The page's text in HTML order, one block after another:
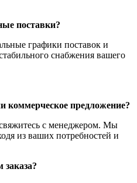
поставки?
графики поставок и
снабжения вашего
коммерческое предложение?
свяжитесь с менеджером. Мы
из ваших потребностей и